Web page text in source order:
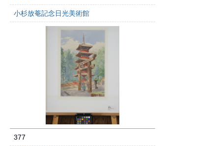
小杉放菴記念日光美術館
377